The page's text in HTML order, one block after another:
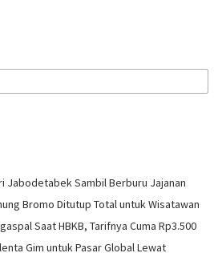
Jabodetabek Sambil Berburu Jajanan
Bromo Ditutup Total untuk Wisatawan
Saat HBKB, Tarifnya Cuma Rp3.500
Gim untuk Pasar Global Lewat